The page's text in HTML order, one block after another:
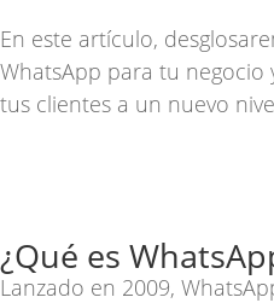
En este artículo,
WhatsApp para tu negocio
tus clientes a un nuevo
¿Qué es
Lanzado en 2009,